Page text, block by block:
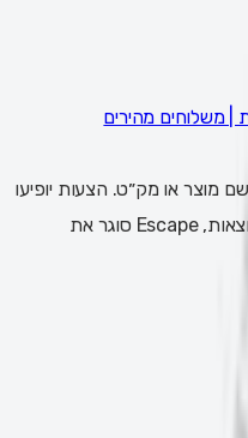
| משלוחים מהירים
מוצר או מק״ט. הצעות יופיעו
מתחת לשדה; Enter מציג את כל התוצאות, Escape סוגר את